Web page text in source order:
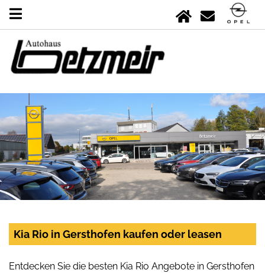
Kia Rio in Gersthofen kaufen oder leasen
Entdecken Sie die besten Kia Rio Angebote in Gersthofen